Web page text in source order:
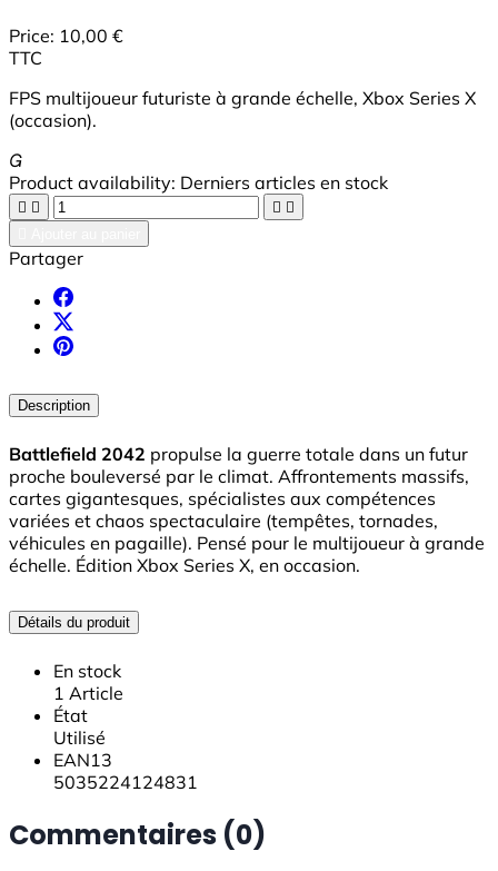
Price: 10,00 €
TTC
FPS multijoueur futuriste à grande échelle, Xbox Series X
(occasion).

Product availability: Derniers articles en stock
   
Partager
Description
Battlefield 2042 propulse la guerre totale dans un futur
proche bouleversé par le climat. Affrontements massifs,
cartes gigantesques, spécialistes aux compétences
variées et chaos spectaculaire (tempêtes, tornades,
véhicules en pagaille). Pensé pour le multijoueur à grande
échelle. Édition Xbox Series X, en occasion.
Détails du produit
En stock
1 Article
État
Utilisé
EAN13
5035224124831
Commentaires (0)